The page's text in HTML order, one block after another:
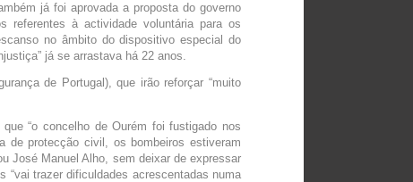
já foi aprovada a proposta do governo
referentes à actividade voluntária para os
no âmbito do dispositivo especial do
já se arrastava há 22 anos.
de Portugal), que irão reforçar “muito
“o concelho de Ourém foi fustigado nos
de protecção civil, os bombeiros estiveram
José Manuel Alho, sem deixar de expressar
“vai trazer dificuldades acrescentadas numa